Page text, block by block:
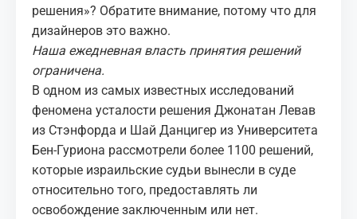
решения»? Обратите внимание, потому что для
дизайнеров это важно.
Наша ежедневная власть принятия решений
ограничена.
В одном из самых известных исследований
феномена усталости решения Джонатан Левав
из Стэнфорда и Шай Данцигер из Университета
Бен-Гуриона рассмотрели более 1100 решений,
которые израильские судьи вынесли в суде
относительно того, предоставлять ли
освобождение заключенным или нет.